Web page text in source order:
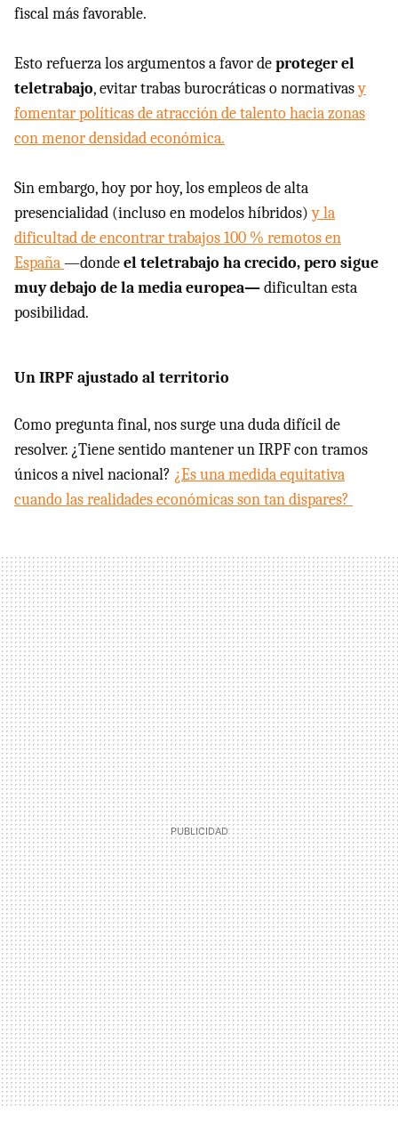
fiscal más favorable.
Esto refuerza los argumentos a favor deproteger el
teletrabajo, evitar trabas burocráticas o normativasy
fomentar políticas de atracción de talento hacia zonas
con menor densidad económica.
Sin embargo, hoy por hoy, los empleos de alta
presencialidad (incluso en modelos híbridos)y la
dificultad de encontrar trabajos 100 % remotos en
España—dondeel teletrabajo ha crecido, pero sigue
muy debajo de la media europea—dificultan esta
posibilidad.
Un IRPF ajustado al territorio
Como pregunta final, nos surge una duda difícil de
resolver. ¿Tiene sentido mantener un IRPF con tramos
únicos a nivel nacional? ¿Es una medida equitativa
cuando las realidades económicas son tan dispares?